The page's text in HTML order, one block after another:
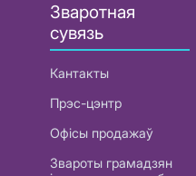
Зваротная
сувязь
Кантакты
Прэс-цэнтр
Офісы продажаў
Звароты грамадзян